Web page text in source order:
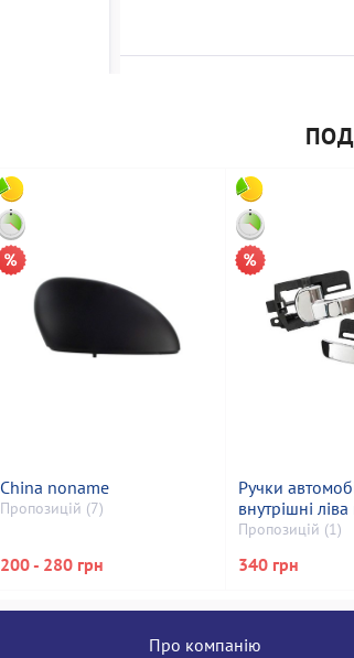
China noname
Пропозицій (7)
200 - 280 грн
Ручки
внутрішні
Пропозицій (1)
340 грн
Про компанію